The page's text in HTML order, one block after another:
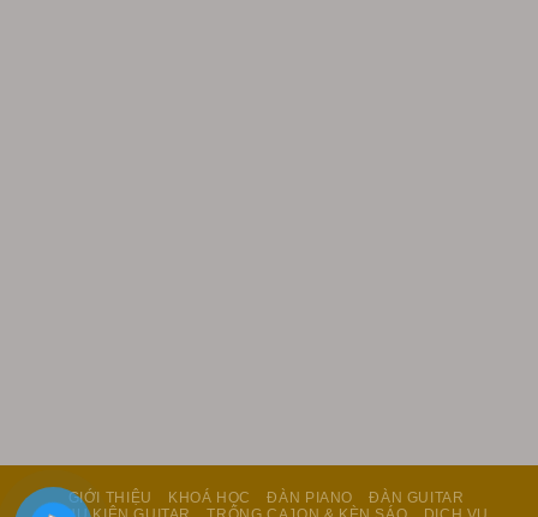
GIỚI THIỆU KHOÁ HỌC ĐÀN PIANO
ĐÀN GUITAR